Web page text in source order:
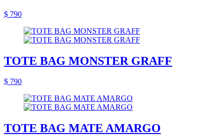
$ 790
TOTE BAG MONSTER GRAFF
$ 790
TOTE BAG MATE AMARGO